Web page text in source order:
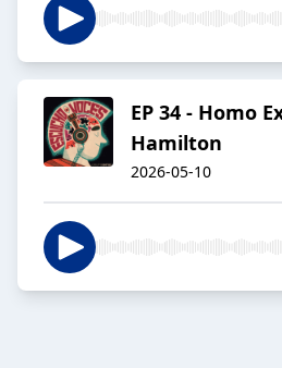
EP 34 - Homo
Hamilton
2026-05-10